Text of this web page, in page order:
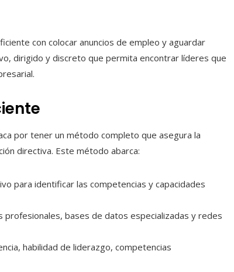
con colocar anuncios de empleo y aguardar
dirigido y discreto que permita encontrar líderes que
por tener un método completo que asegura la
directiva. Este método abarca:
para identificar las competencias y capacidades
profesionales, bases de datos especializadas y redes
habilidad de liderazgo, competencias